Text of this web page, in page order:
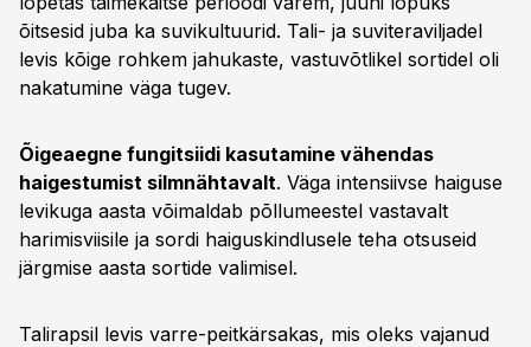
õitsesid juba ka suvikultuurid. Tali- ja suviteraviljadel
levis kõige rohkem jahukaste, vastuvõtlikel sortidel oli
nakatumine väga tugev.
Õigeaegne fungitsiidi kasutamine vähendas
haigestumist silmnähtavalt. Väga intensiivse haiguse
levikuga aasta võimaldab põllumeestel vastavalt
harimisviisile ja sordi haiguskindlusele teha otsuseid
järgmise aasta sortide valimisel.
Talirapsil levis varre-peitkärsakas, mis oleks vajanud